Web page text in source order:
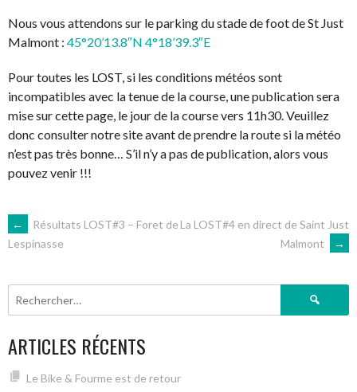
Nous vous attendons sur le parking du stade de foot de St Just
Malmont : 45°20’13.8″N 4°18’39.3″E
Pour toutes les LOST, si les conditions météos sont
incompatibles avec la tenue de la course, une publication sera
mise sur cette page, le jour de la course vers 11h30. Veuillez
donc consulter notre site avant de prendre la route si la météo
n’est pas très bonne… S’il n’y a pas de publication, alors vous
pouvez venir !!!
NAVIGATION
DES
ARTICLES
←
Résultats LOST#3 – Foret de
Lespinasse
La LOST#4 en direct de Saint Just
Malmont
→
Rechercher :
ARTICLES RÉCENTS
Le Bike & Fourme est de retour